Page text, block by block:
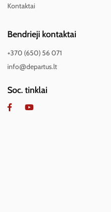
Kontaktai
Bendrieji kontaktai
+370 (650) 56 071
info@departus.lt
Soc. tinklai